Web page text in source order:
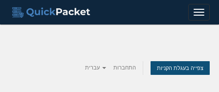
Menu
התחברות צפייה בעגלת הקניות